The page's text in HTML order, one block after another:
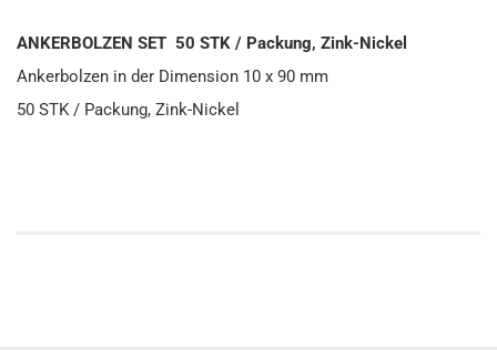
ANKERBOLZEN SET 50 STK / Packung, Zink-Nickel
Ankerbolzen in der Dimension 10 x 90 mm
50 STK / Packung, Zink-Nickel